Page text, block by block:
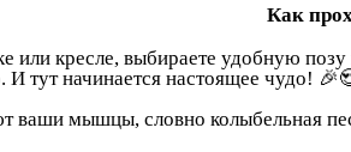
Как
или кресле, выбираете удобную
И тут начинается настоящее чудо!
мышцы, словно колыбельная